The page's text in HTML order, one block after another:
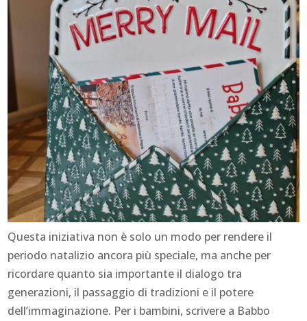
Questa iniziativa non è solo un modo per rendere il
periodo natalizio ancora più speciale, ma anche per
ricordare quanto sia importante il dialogo tra
generazioni, il passaggio di tradizioni e il potere
dell’immaginazione. Per i bambini, scrivere a Babbo